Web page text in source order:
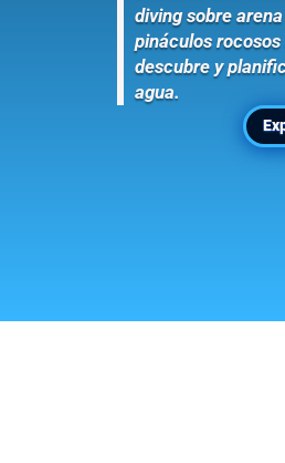
diving sobre
pináculos
descubre y
agua.